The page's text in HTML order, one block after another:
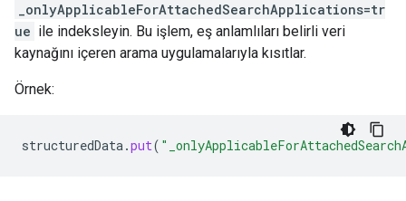
_onlyApplicableForAttachedSearchApplications=tr
ue ile indeksleyin. Bu işlem, eş anlamlıları belirli veri
kaynağını içeren arama uygulamalarıyla kısıtlar.
Örnek:
structuredData.put(